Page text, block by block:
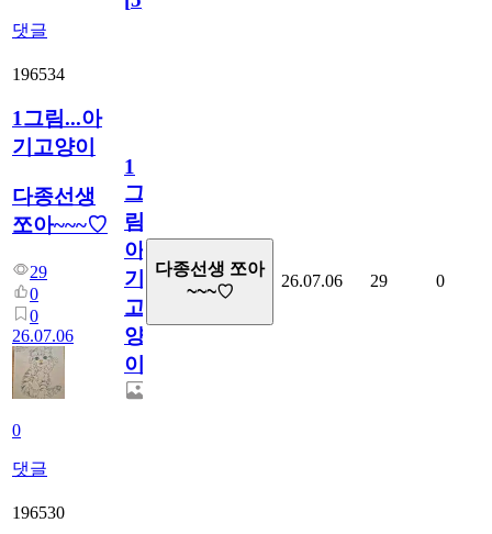
댓글
196534
1그림...아
기고양이
다종선생
쪼아~~~♡
29
0
0
26.07.06
0
댓글
1
그
림...
아
기
고
양
이
다종선생 쪼아
~~~♡
26.07.06 29 0
196530